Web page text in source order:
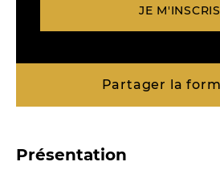
Présentation
JE M'INSCRIS
Partager la